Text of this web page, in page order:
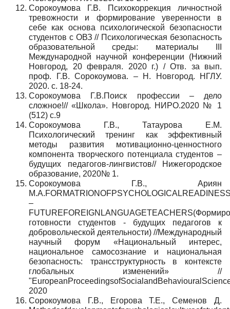
Сорокоумова Г.В. Психокоррекция личностной
тревожности и формирование уверенности в
себе как основа психологической безопасности
студентов с ОВЗ // Психологическая безопасность
образовательной среды: материалы III
Международной научной конференции (Нижний
Новгород, 20 февраля. 2020 г.) / Отв. за вып.
проф. Г.В. Сорокоумова. – Н. Новгород. НГЛУ.
2020. с. 18-24.
Сорокоумова Г.В.Поиск профессии – дело
сложное!// «Школа». Новгород. НИРО.2020 № 1
(512) с.9
Сорокоумова Г.В., Татаурова Е.М.
Психологический тренинг как эффективный
методы развития мотивационно-ценностного
компонента творческого потенциала студентов –
будущих педагогов-лингвистов// Нижегородское
образование, 2020№ 1.
Сорокоумова Г.В., Ариян
–
готовности студентов - будущих педагогов к
добровольческой деятельности) //Международный
научный форум «Национальный интерес,
национальное самосознание и национальная
безопасность: трансструктурность в контексте
глобальных изменений» //
2020
Сорокоумова Г.В., Егорова Т.Е., Семенов Д.